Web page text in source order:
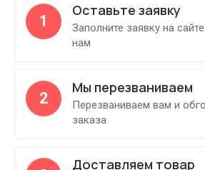
1
Оставьте заявку
Заполните заявку на
нам
2
Мы перезваниваем
Перезваниваем вам и
заказа
Доставляем товар